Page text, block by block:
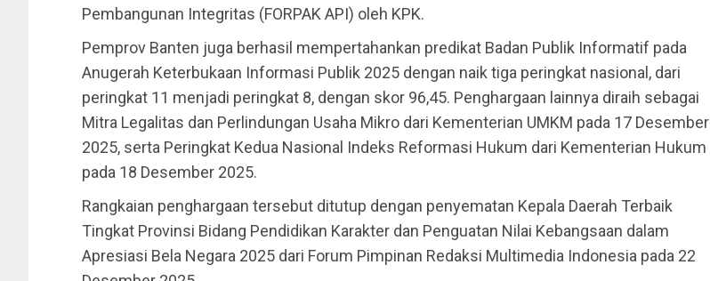
Pembangunan Integritas (FORPAK API) oleh KPK.
Pemprov Banten juga berhasil mempertahankan predikat Badan Publik Informatif pada
Anugerah Keterbukaan Informasi Publik 2025 dengan naik tiga peringkat nasional, dari
peringkat 11 menjadi peringkat 8, dengan skor 96,45. Penghargaan lainnya diraih sebagai
Mitra Legalitas dan Perlindungan Usaha Mikro dari Kementerian UMKM pada 17 Desember
2025, serta Peringkat Kedua Nasional Indeks Reformasi Hukum dari Kementerian Hukum
pada 18 Desember 2025.
Rangkaian penghargaan tersebut ditutup dengan penyematan Kepala Daerah Terbaik
Tingkat Provinsi Bidang Pendidikan Karakter dan Penguatan Nilai Kebangsaan dalam
Apresiasi Bela Negara 2025 dari Forum Pimpinan Redaksi Multimedia Indonesia pada 22